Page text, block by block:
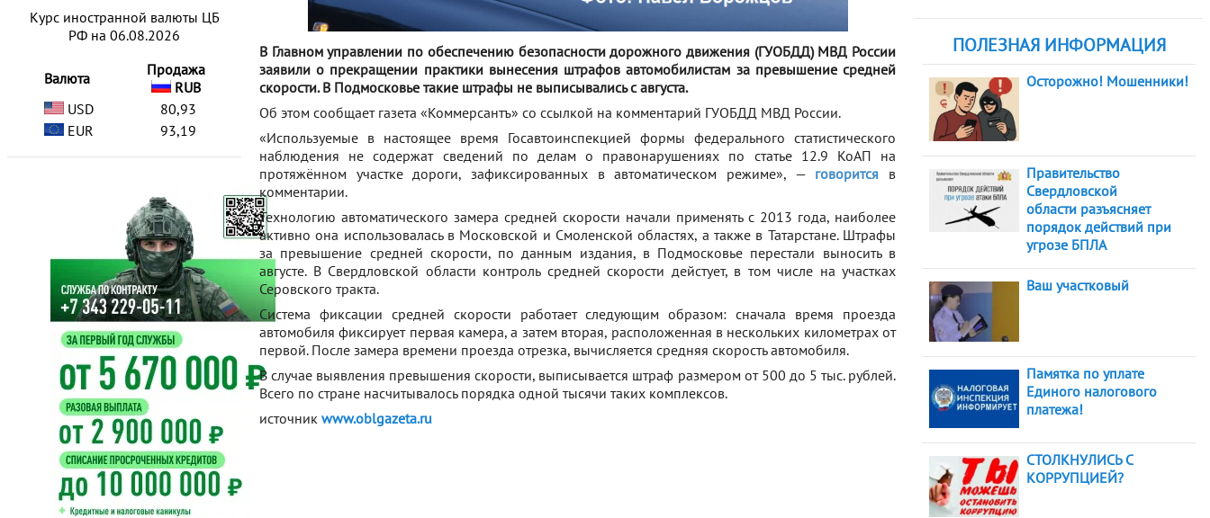
Курс иностранной валюты ЦБ
РФ на 06.08.2026
Валюта
Продажа
RUB
USD
80,93
EUR
93,19
В Главном управлении по обеспечению безопасности дорожного движения (ГУОБДД) МВД России
заявили о прекращении практики вынесения штрафов автомобилистам за превышение средней
скорости. В Подмосковье такие штрафы не выписывались с августа.
Об этом сообщает газета «Коммерсантъ» со ссылкой на комментарий ГУОБДД МВД России.
«Используемые в настоящее время Госавтоинспекцией формы федерального статистического
наблюдения не содержат сведений по делам о правонарушениях по статье 12.9 КоАП на
протяжённом участке дороги, зафиксированных в автоматическом режиме», — говорится в
комментарии.
Технологию автоматического замера средней скорости начали применять с 2013 года, наиболее
активно она использовалась в Московской и Смоленской областях, а также в Татарстане. Штрафы
за превышение средней скорости, по данным издания, в Подмосковье перестали выносить в
августе. В Свердловской области контроль средней скорости дейстует, в том числе на участках
Серовского тракта.
Система фиксации средней скорости работает следующим образом: сначала время проезда
автомобиля фиксирует первая камера, а затем вторая, расположенная в нескольких километрах от
первой. После замера времени проезда отрезка, вычисляется средняя скорость автомобиля.
В случае выявления превышения скорости, выписывается штраф размером от 500 до 5 тыс. рублей.
Всего по стране насчитывалось порядка одной тысячи таких комплексов.
источник www.oblgazeta.ru
ПОЛЕЗНАЯ ИНФОРМАЦИЯ
Осторожно! Мошенники!
Правительство
Свердловской
области разъясняет
порядок действий при
угрозе БПЛА
Ваш участковый
Памятка по уплате
Единого налогового
платежа!
СТОЛКНУЛИСЬ С
КОРРУПЦИЕЙ?